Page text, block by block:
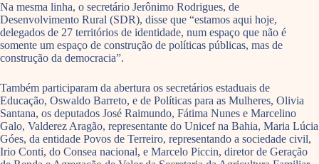
Na mesma linha, o secretário Jerônimo Rodrigues, de
Desenvolvimento Rural (SDR), disse que “estamos aqui hoje,
delegados de 27 territórios de identidade, num espaço que não é
somente um espaço de construção de políticas públicas, mas de
construção da democracia”.
Também participaram da abertura os secretários estaduais de
Educação, Oswaldo Barreto, e de Políticas para as Mulheres, Olivia
Santana, os deputados José Raimundo, Fátima Nunes e Marcelino
Galo, Valderez Aragão, representante do Unicef na Bahia, Maria Lúcia
Góes, da entidade Povos de Terreiro, representando a sociedade civil,
Irio Conti, do Consea nacional, e Marcelo Piccin, diretor de Geração